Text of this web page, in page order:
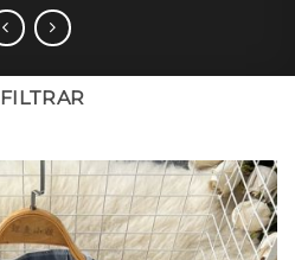
FILTRAR